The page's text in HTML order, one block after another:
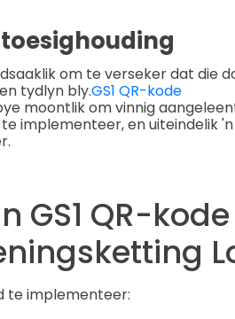
om te verseker dat die
tydlyn bly.GS1 QR-kode
moontlik om vinnig
implementeer, en uiteindelik
QR-
te implementeer: